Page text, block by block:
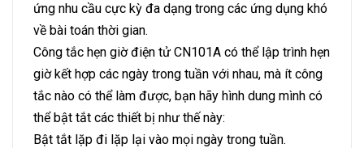
ứng nhu cầu cực kỳ đa dạng trong các ứng dụng khó
về bài toán thời gian.
Công tắc hẹn giờ điện tử CN101A có thể lập trình hẹn
giờ kết hợp các ngày trong tuần với nhau, mà ít công
tắc nào có thể làm được, bạn hãy hình dung mình có
thể bật tắt các thiết bị như thế này:
Bật tắt lặp đi lặp lại vào mọi ngày trong tuần.